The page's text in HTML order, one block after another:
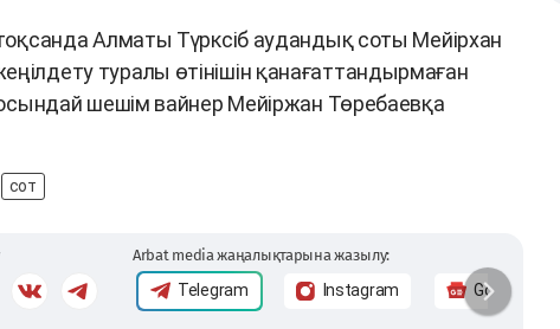
Алматы Түрксіб аудандық соты Мейірхан
туралы өтінішін қанағаттандырмаған
шешім вайнер Мейіржан Төребаевқа
сот
Arbat media жаңалықтарына жазылу:
Telegram Instagram Google News